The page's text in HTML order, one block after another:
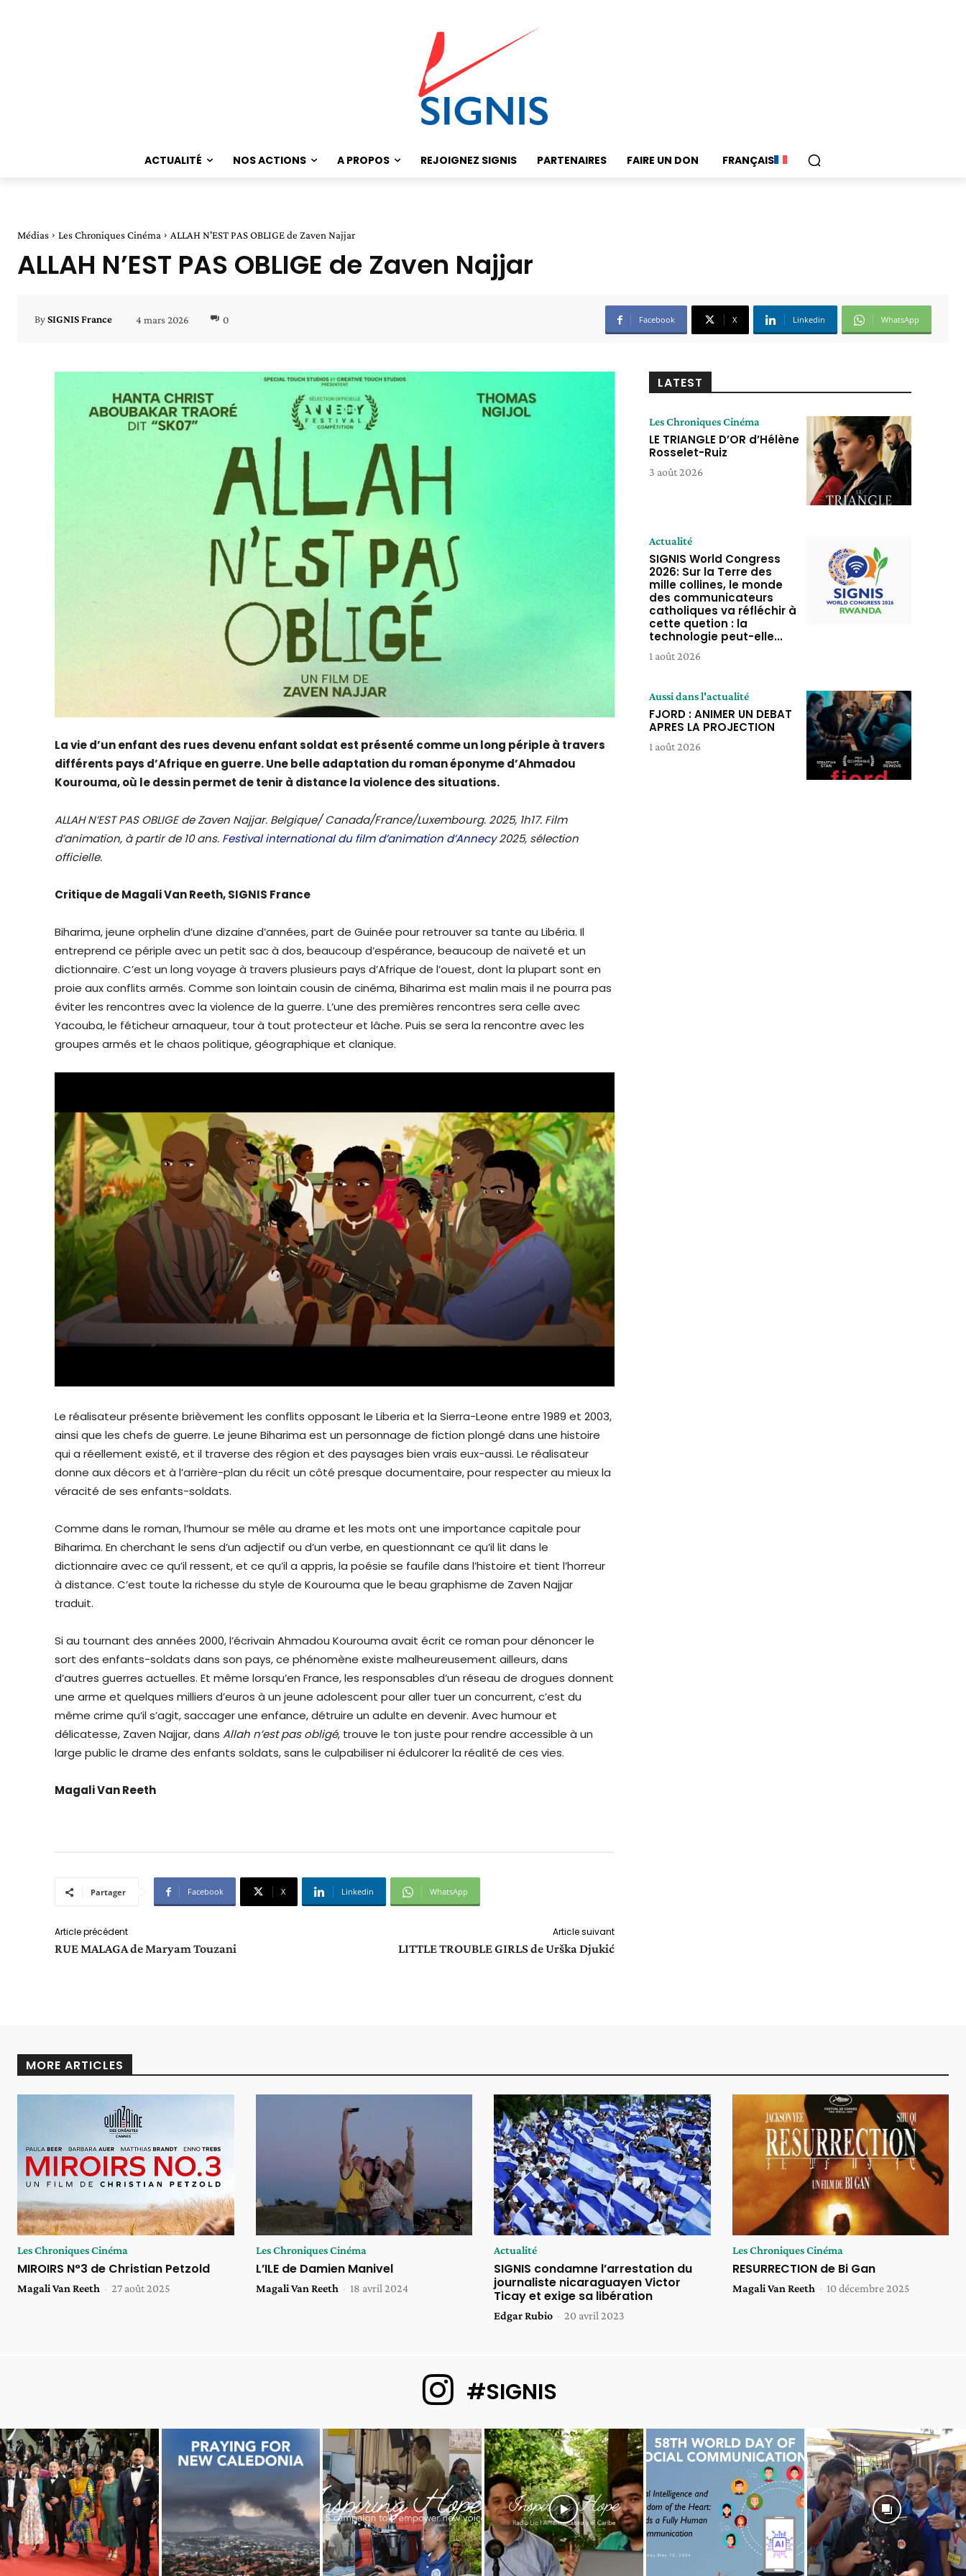
ACTUALITÉ NOS ACTIONS A PROPOS REJOIGNEZ SIGNIS PARTENAIRES FAIRE UN DON FRANÇAIS
Médias Les Chroniques Cinéma ALLAH N'EST PAS OBLIGE de Zaven Najjar
ALLAH N’EST PAS OBLIGE de Zaven Najjar
BySIGNIS France 4 mars 2026 0 Facebook X Linkedin WhatsApp
La vie d’un enfant des rues devenu enfant soldat est présenté comme un long périple à travers
différents pays d’Afrique en guerre. Une belle adaptation du roman éponyme d’Ahmadou
Kourouma, où le dessin permet de tenir à distance la violence des situations.
ALLAH N’EST PAS OBLIGE de Zaven Najjar. Belgique/ Canada/France/Luxembourg. 2025, 1h17. Film
d’animation, à partir de 10 ans. Festival international du film d’animation d’Annecy2025, sélection
officielle.
Critique de Magali Van Reeth, SIGNIS France
Biharima, jeune orphelin d’une dizaine d’années, part de Guinée pour retrouver sa tante au Libéria. Il
entreprend ce périple avec un petit sac à dos, beaucoup d’espérance, beaucoup de naïveté et un
dictionnaire. C’est un long voyage à travers plusieurs pays d’Afrique de l’ouest, dont la plupart sont en
proie aux conflits armés. Comme son lointain cousin de cinéma, Biharima est malin mais il ne pourra pas
éviter les rencontres avec la violence de la guerre. L’une des premières rencontres sera celle avec
Yacouba, le féticheur arnaqueur, tour à tout protecteur et lâche. Puis se sera la rencontre avec les
groupes armés et le chaos politique, géographique et clanique.
Le réalisateur présente brièvement les conflits opposant le Liberia et la Sierra-Leone entre 1989 et 2003,
ainsi que les chefs de guerre. Le jeune Biharima est un personnage de fiction plongé dans une histoire
qui a réellement existé, et il traverse des région et des paysages bien vrais eux-aussi. Le réalisateur
donne aux décors et à l’arrière-plan du récit un côté presque documentaire, pour respecter au mieux la
véracité de ses enfants-soldats.
Comme dans le roman, l’humour se mêle au drame et les mots ont une importance capitale pour
Biharima. En cherchant le sens d’un adjectif ou d’un verbe, en questionnant ce qu’il lit dans le
dictionnaire avec ce qu’il ressent, et ce qu’il a appris, la poésie se faufile dans l’histoire et tient l’horreur
à distance. C’est toute la richesse du style de Kourouma que le beau graphisme de Zaven Najjar
traduit.
Si au tournant des années 2000, l’écrivain Ahmadou Kourouma avait écrit ce roman pour dénoncer le
sort des enfants-soldats dans son pays, ce phénomène existe malheureusement ailleurs, dans
d’autres guerres actuelles. Et même lorsqu’en France, les responsables d’un réseau de drogues donnent
une arme et quelques milliers d’euros à un jeune adolescent pour aller tuer un concurrent, c’est du
même crime qu’il s’agit, saccager une enfance, détruire un adulte en devenir. Avec humour et
délicatesse, Zaven Najjar, dans Allah n’est pas obligé, trouve le ton juste pour rendre accessible à un
large public le drame des enfants soldats, sans le culpabiliser ni édulcorer la réalité de ces vies.
Magali Van Reeth
Partager Facebook X Linkedin WhatsApp
Article précédent
RUE MALAGA de Maryam Touzani
Article suivant
LITTLE TROUBLE GIRLS de Urška Djukić
LATEST
Les Chroniques Cinéma
LE TRIANGLE D’OR d’Hélène
Rosselet-Ruiz
3 août 2026
Actualité
SIGNIS World Congress
2026: Sur la Terre des
mille collines, le monde
des communicateurs
catholiques va réfléchir à
cette quetion : la
technologie peut-elle...
1 août 2026
Aussi dans l'actualité
FJORD : ANIMER UN DEBAT
APRES LA PROJECTION
1 août 2026
MORE ARTICLES
Les Chroniques Cinéma
MIROIRS N°3 de Christian Petzold
Magali Van Reeth - 27 août 2025
Les Chroniques Cinéma
L’ILE de Damien Manivel
Magali Van Reeth - 18 avril 2024
Actualité
SIGNIS condamne l’arrestation du
journaliste nicaraguayen Victor
Ticay et exige sa libération
Edgar Rubio - 20 avril 2023
Les Chroniques Cinéma
RESURRECTION de Bi Gan
Magali Van Reeth - 10 décembre 2025
#SIGNIS